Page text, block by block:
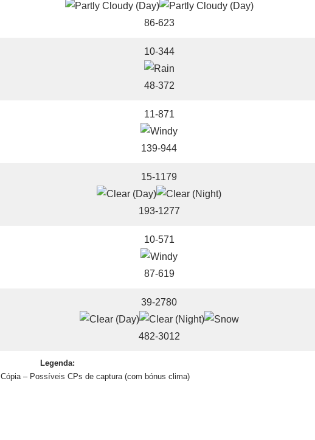
86-623
10-344
48-372
11-871
139-944
15-1179
193-1277
10-571
87-619
39-2780
482-3012
Legenda:
– Possíveis CPs de captura (com bónus clima)